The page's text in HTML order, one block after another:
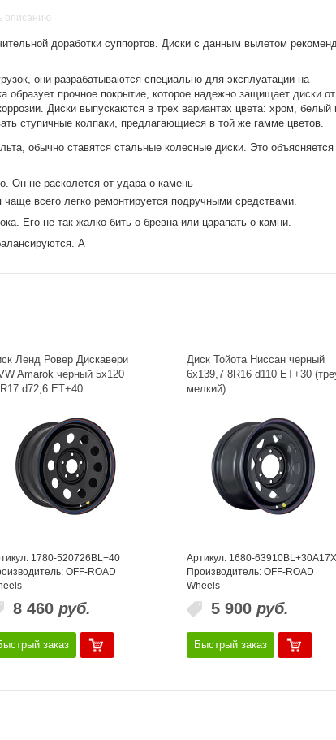
описанию
доработки суппортов. Диски с данным вылетом
они разрабатываются специально для эксплуатации на
образует прочное покрытие, которое надежно защищает диски от
Диски выпускаются в трех вариантах цвета: хром, белый
ступичные колпаки, предлагающиеся в той же гамме цветов.
обычно ставятся стальные колесные диски. Это объясняется
Он не расколется от удара о камень
всего легко ремонтируется подручными средствами.
Его не так жалко бить о бревна или царапать о камни.
А
Ленд Ровер Дискавери
Amarok черный 5x120
d72,6 ET+40
1780-520726BL+40
OFF-ROAD
8 460 руб.
заказ
Диск Тойота Ниссан черный
6x139,7 8R16 d110 ET+30
мелкий)
Артикул: 1680-63910BL+30A17X
Производитель: OFF-ROAD
Wheels
5 900 руб.
Быстрый заказ